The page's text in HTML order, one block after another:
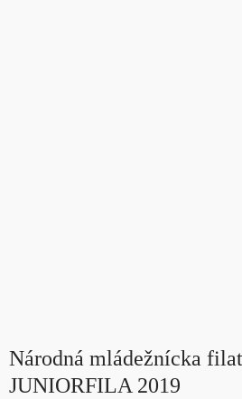
Národná mládežnícka
JUNIORFILA 2019